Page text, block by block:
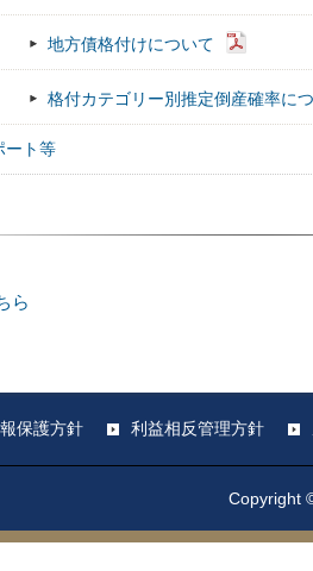
地方債格付けについて
格付カテゴリー別推定倒産確率に
ート等
ら
保護方針 利益相反管理方針
Copyright